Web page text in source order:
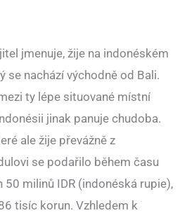
jmenuje, žije na indonéském
se nachází východně od Bali.
ty lépe situované místní
jinak panuje chudoba.
ale žije převážně z
se podařilo během času
milinů IDR (indonéská rupie),
tisíc korun. Vzhledem k